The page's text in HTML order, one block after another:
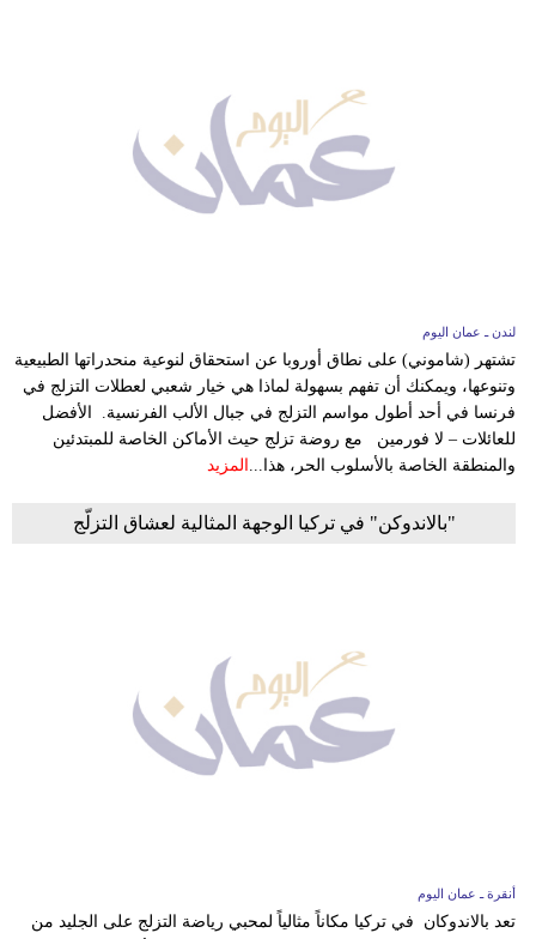
لندن ـ عمان اليوم
تشتهر (شاموني) على نطاق أوروبا عن استحقاق لنوعية منحدراتها الطبيعية
وتنوعها، ويمكنك أن تفهم بسهولة لماذا هي خيار شعبي لعطلات التزلج في
فرنسا في أحد أطول مواسم التزلج في جبال الألب الفرنسية. الأفضل
للعائلات – لا فورمين مع روضة تزلج حيث الأماكن الخاصة للمبتدئين
والمنطقة الخاصة بالأسلوب الحر، هذا...
المزيد
"بالاندوكن" في تركيا الوجهة المثالية لعشاق التزلّج
أنقرة ـ عمان اليوم
تعد بالاندوكان في تركيا مكاناً مثالياً لمحبي رياضة التزلج على الجليد من